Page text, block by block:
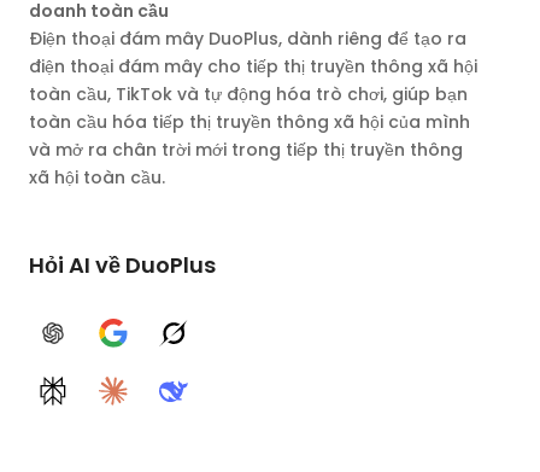
doanh toàn cầu
Điện thoại đám mây DuoPlus, dành riêng để tạo ra
điện thoại đám mây cho tiếp thị truyền thông xã hội
toàn cầu, TikTok và tự động hóa trò chơi, giúp bạn
toàn cầu hóa tiếp thị truyền thông xã hội của mình
và mở ra chân trời mới trong tiếp thị truyền thông
xã hội toàn cầu.
Hỏi AI về DuoPlus
ChatGPTGoogle AIGrok
PerplexityClaudeDeepSeek